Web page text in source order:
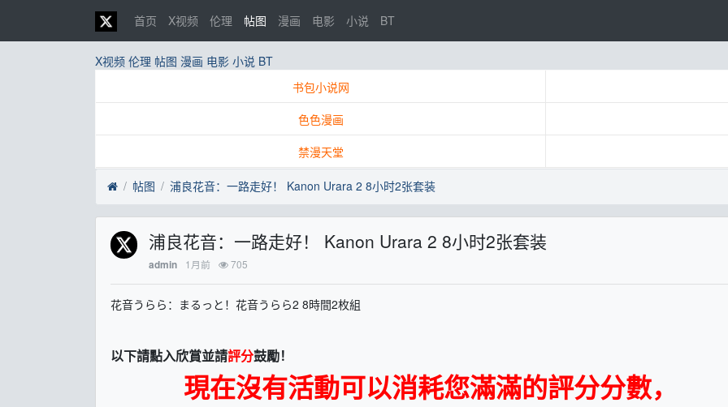
首页 X视频 伦理 帖图 漫画 电影 小说 BT
X视频 伦理 帖图 漫画 电影 小说 BT
书包小说网
色色漫画
禁漫天堂
帖图 浦良花音：一路走好！ Kanon Urara 2 8小时2张套装
浦良花音：一路走好！ Kanon Urara 2 8小时2张套装
admin 1月前 705
花音うらら：まるっと！花音うらら2 8時間2枚組
以下請點入欣賞並請評分鼓勵！
現在沒有活動可以消耗您滿滿的評分分數，